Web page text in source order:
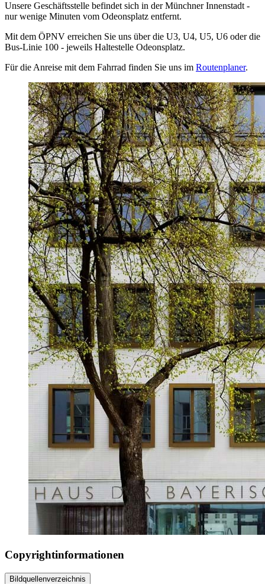
Unsere Geschäftsstelle befindet sich in der Münchner Innenstadt -
nur wenige Minuten vom Odeonsplatz entfernt.
Mit dem ÖPNV erreichen Sie uns über die U3, U4, U5, U6 oder die
Bus-Linie 100 - jeweils Haltestelle Odeonsplatz.
Für die Anreise mit dem Fahrrad finden Sie uns im Routenplaner.
Copyrightinformationen
Bildquellenverzeichnis